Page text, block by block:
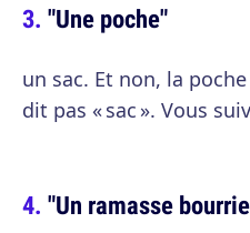
"Une poche"
un sac. Et non, la
dit pas « sac ». Vous
"Un ramasse